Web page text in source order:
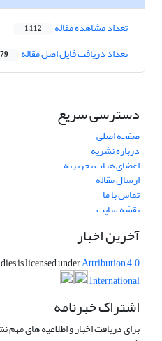
تعداد مشاهده مقاله 1,112
تعداد دریافت فایل اصل مقاله
دسترسی سریع
صفحه اصلی
درباره نشریه
اعضای هیات تحریریه
ارسال مقاله
تماس با ما
نقشه سایت
آخرین اخبار
is licensed underAttribution 4.0
International
اشتراک خبرنامه
برای دریافت اخبار و اطلاعیه های